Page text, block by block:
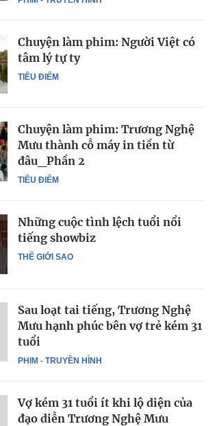
TIÊU ĐIỂM
Chuyện làm phim: Người Việt có
tâm lý tự ty
TIÊU ĐIỂM
Chuyện làm phim: Trương Nghệ
Mưu thành cỗ máy in tiền từ
đâu_Phần 2
THẾ GIỚI SAO
Những cuộc tình lệch tuổi nổi
tiếng showbiz
PHIM - TRUYỀN HÌNH
Sau loạt tai tiếng, Trương Nghệ
Mưu hạnh phúc bên vợ trẻ kém 31
tuổi
Vợ kém 31 tuổi ít khi lộ diện của
đạo diễn Trương Nghệ Mưu